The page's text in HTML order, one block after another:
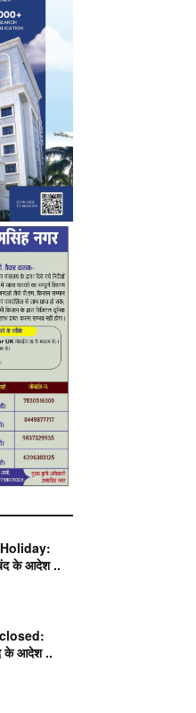
के आदेश ..
के आदेश ..